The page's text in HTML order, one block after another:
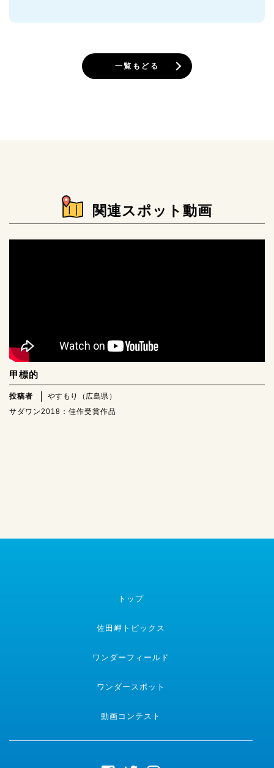
一覧もどる
関連スポット動画
甲標的
投稿者
やすもり（広島県）
サダワン2018：佳作受賞作品
トップ
佐田岬トピックス
ワンダーフィールド
ワンダースポット
動画コンテスト